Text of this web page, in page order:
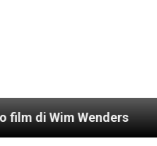
Wenders